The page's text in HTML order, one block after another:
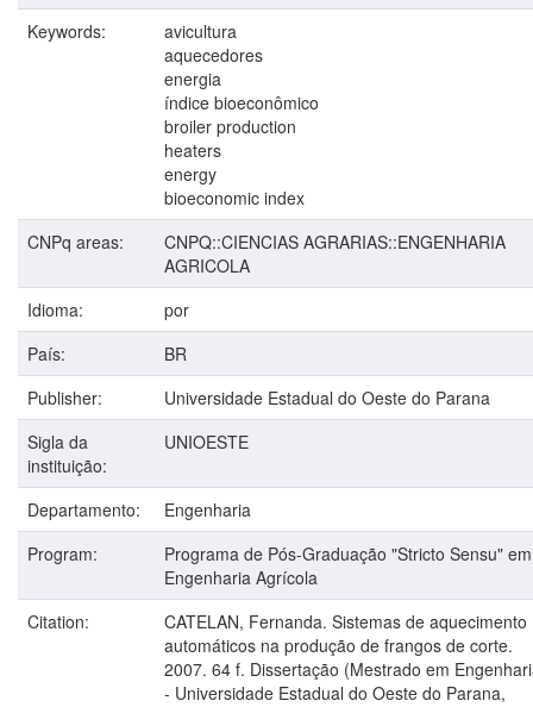
Keywords:
avicultura
aquecedores
energia
índice bioeconômico
broiler production
heaters
energy
bioeconomic index
CNPq areas:
CNPQ::CIENCIAS AGRARIAS::ENGENHARIA
AGRICOLA
Idioma:
por
País:
BR
Publisher:
Universidade Estadual do Oeste do Parana
Sigla da
instituição:
UNIOESTE
Departamento:
Engenharia
Program:
Programa de Pós-Graduação "Stricto Sensu" em
Engenharia Agrícola
Citation:
CATELAN, Fernanda. Sistemas de aquecimento
automáticos na produção de frangos de corte.
2007. 64 f. Dissertação (Mestrado em
- Universidade Estadual do Oeste do Parana,